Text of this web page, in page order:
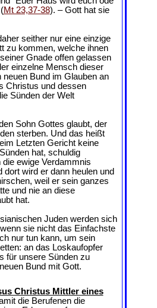
Mt 23,37-38). – Gott hat sie
seither nur eine einzige
zu kommen, welche ihnen
Gnade offen gelassen
einzelne Mensch dieser
neuen Bund im Glauben an
Christus und dessen
Sünden der Welt
Sohn Gottes glaubt, der
sterben. Und das heißt
Letzten Gericht keine
hat, schuldig
ewige Verdammnis
dort wird er dann heulen und
weil er sein ganzes
und nie an diese
hat.
Juden werden sich
sie nicht das Einfachste
nur tun kann, um sein
an das Loskaufopfer
für unsere Sünden zu
Bund mit Gott.
Christus Mittler eines
die Berufenen die